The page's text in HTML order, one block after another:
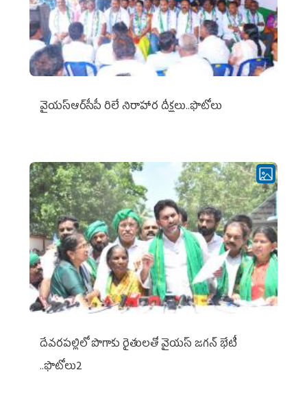
వైయ‌స్ఆర్‌సీపీ రిలే నిరాహార దీక్షలు..ఫొటోలు
దేవరపల్లిలో పొగాకు రైతులతో వైయస్ జగన్ భేటీ
..ఫొటోలు2